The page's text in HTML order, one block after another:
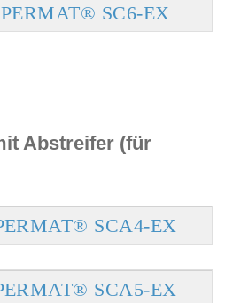
SC6-EX
Abstreifer (für
SCA4-EX
SCA5-EX